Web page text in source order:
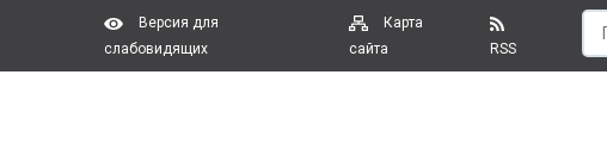
Версия для
слабовидящих
Карта
сайта
RSS